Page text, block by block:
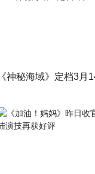
《神秘海域》定档3月